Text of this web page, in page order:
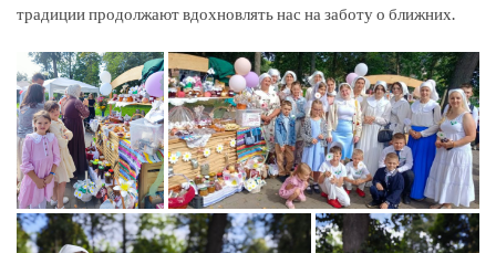
традиции продолжают вдохновлять нас на заботу о ближних.